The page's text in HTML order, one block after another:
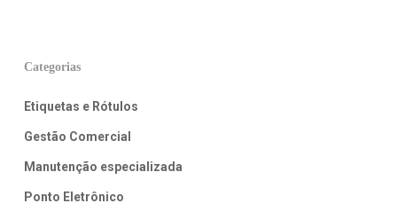
Categorias
Etiquetas e Rótulos
Gestão Comercial
Manutenção especializada
Ponto Eletrônico